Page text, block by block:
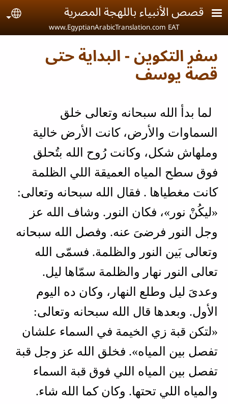
Skip to main content
قصص الأنبياء باللهجة المصرية
www.EgyptianArabicTranslation.com EAT
سفر التكوين - البداية حتى
قصة يوسف
لما بدأ الله سبحانه وتعالى خلق
السماوات والأرض، كانت الأرض خالية
وملهاش شكل، وكانت رُوح الله بتُحلق
فوق سطح المياه العميقة اللي الظلمة
كانت مغطياها . فقال الله سبحانه وتعالى:
«ليكُنْ نور»، فكان النور. وشاف الله عز
وجل النور فرضىَ عنه. وفصل الله سبحانه
وتعالى بَين النور والظلمة. فسمّى الله
تعالى النور نهار والظلمة سمّاها ليل.
وعدىَ ليل وطلع النهار، وكان ده اليوم
الأول. وبعدها قال الله سبحانه وتعالى:
«لتكن قبة زي الخيمة في السماء علشان
تفصل بين المياه». فخلق الله عز وجل قبة
تفصل بين المياه اللي فوق قبة السماء
والمياه اللي تحتها. وكان كما الله شاء.